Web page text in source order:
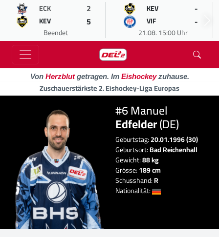
ECK 2
KEV 5
Beendet
KEV -
VIF -
21.08. 15:00 Uhr
Von Herzblutgetragen. Im Eishockeyzuhause.
Zuschauerstärkste 2. Eishockey-Liga Europas
#6 Manuel
Edfelder(DE)
Geburtstag:20.01.1996 (30)
Geburtsort:Bad Reichenhall
Gewicht:88 kg
Grösse:189 cm
Schusshand:R
Nationalität: